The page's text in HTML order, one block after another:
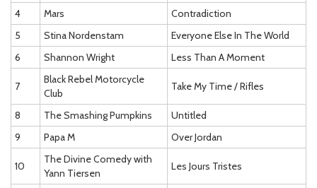
4
Mars
Contradiction
5
Stina Nordenstam
Everyone Else In The World
6
Shannon Wright Less Than A Moment
7
Black Rebel Motorcycle
Club
Take My Time / Rifles
8 The Smashing Pumpkins
Untitled
9
Papa M Over Jordan
10
The Divine Comedy with
Yann Tiersen
Les Jours Tristes